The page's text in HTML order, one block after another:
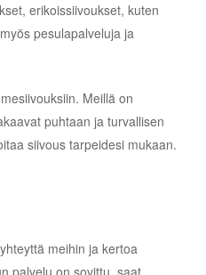
erikoissiivoukset, kuten
pesulapalveluja ja
Meillä on
puhtaan ja turvallisen
siivous tarpeidesi mukaan.
meihin ja kertoa